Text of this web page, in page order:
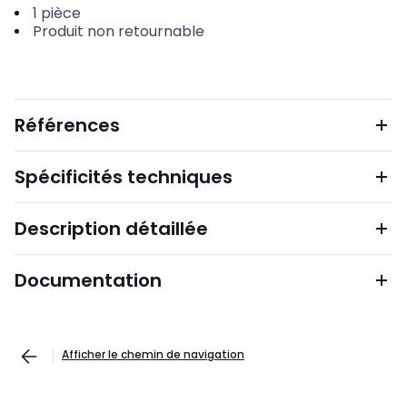
1 pièce
Produit non retournable
Références
Spécificités techniques
Description détaillée
Documentation
Afficher le chemin de navigation